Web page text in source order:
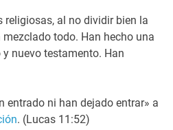
religiosas, al no dividir bien la
todo. Han hecho una
nuevo testamento. Han
entrado ni han dejado entrar» a
. (Lucas 11:52)